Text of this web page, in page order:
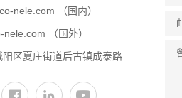
nele.com （国内）
nele.com （国外）
区夏庄街道后古镇成泰路